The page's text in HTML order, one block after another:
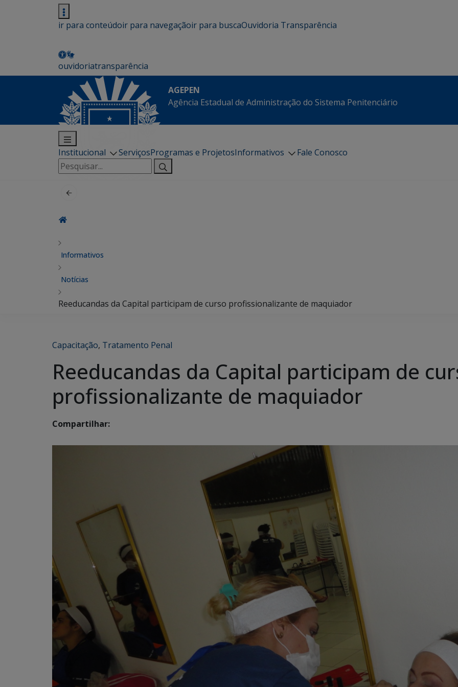
ir para conteúdoir para navegaçãoir para buscaOuvidoria Transparência
ouvidoriatransparência
AGEPEN
Agência Estadual de Administração do Sistema Penitenciário
Institucional ServiçosProgramas e ProjetosInformativos
Fale Conosco
Pesquisar
por:
Informativos
Notícias
Reeducandas da Capital participam de curso profissionalizante de maquiador
Capacitação, Tratamento Penal
Reeducandas da Capital participam de
profissionalizante de maquiador
Compartilhar: